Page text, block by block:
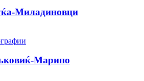
Миладиновци
Марино